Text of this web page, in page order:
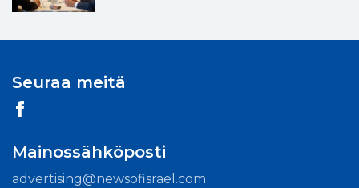
Seuraa meitä
Mainossähköposti
advertising@newsofisrael.com